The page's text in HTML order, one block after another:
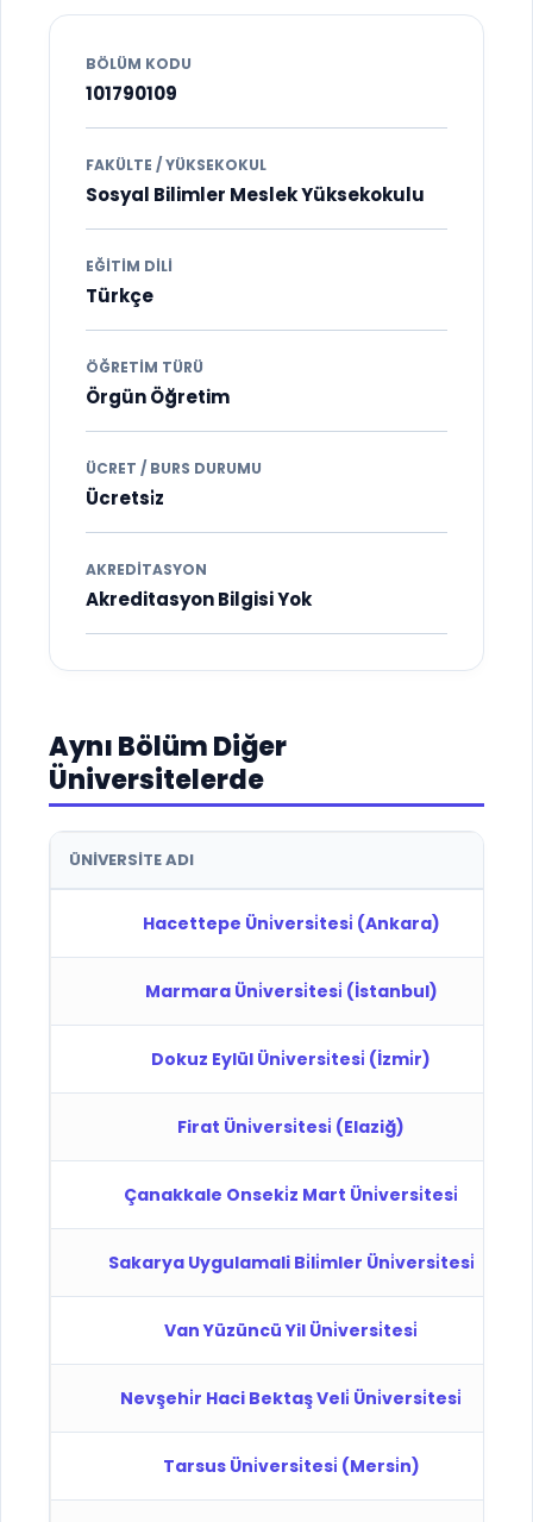
BÖLÜM KODU
101790109
FAKÜLTE / YÜKSEKOKUL
Sosyal Bilimler Meslek Yüksekokulu
EĞITIM DILI
Türkçe
ÖĞRETIM TÜRÜ
Örgün Öğretim
ÜCRET / BURS DURUMU
Ücretsi̇z
AKREDITASYON
Akreditasyon Bilgisi Yok
Aynı Bölüm Diğer
Üniversitelerde
ÜNIVERSITE ADI
Hacettepe Üni̇versi̇tesi̇ (Ankara)
Marmara Üni̇versi̇tesi̇ (İstanbul)
Dokuz Eylül Üni̇versi̇tesi̇ (İzmi̇r)
Firat Üni̇versi̇tesi̇ (Elaziğ)
Çanakkale Onseki̇z Mart Üni̇versi̇tesi̇
Sakarya Uygulamali Bi̇li̇mler Üni̇versi̇tesi̇
Van Yüzüncü Yil Üni̇versi̇tesi̇
Nevşehi̇r Haci Bektaş Veli̇ Üni̇versi̇tesi̇
Tarsus Üni̇versi̇tesi̇ (Mersi̇n)